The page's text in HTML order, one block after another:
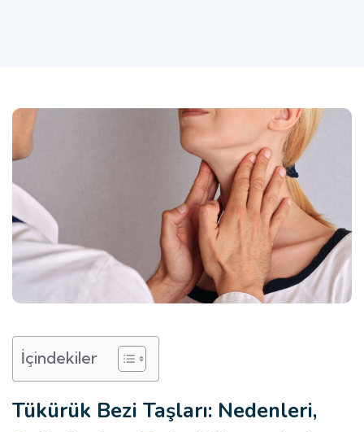
İçindekiler
Tükürük Bezi Taşları: Nedenleri,